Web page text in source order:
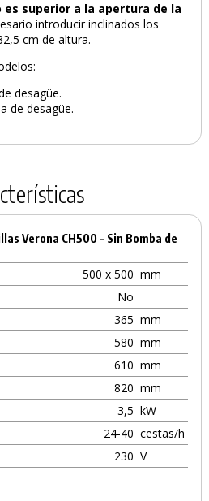
superior a la apertura de la
introducir inclinados los
cm de altura.
desagüe.
de desagüe.
Verona CH500 - Sin Bomba de
500 x 500 mm
No
365 mm
580 mm
610 mm
820 mm
3,5 kW
24-40 cestas/h
230 V